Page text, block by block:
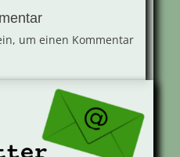
um einen Kommentar